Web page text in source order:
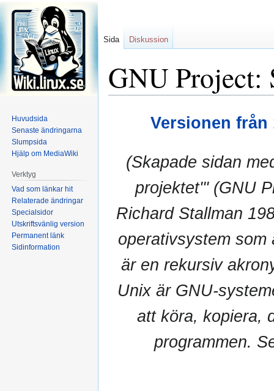
GNU Project:
Versionen från
(Skapade sidan
projektet''' (GNU
Richard Stallman
operativsystem som
är en rekursiv
Unix är GNU-
att köra, kopiera,
programmen.
Sida Diskussion
Huvudsida
Senaste ändringarna
Slumpsida
Hjälp om MediaWiki
Verktyg
Vad som länkar hit
Relaterade ändringar
Specialsidor
Utskriftsvänlig version
Permanent länk
Sidinformation